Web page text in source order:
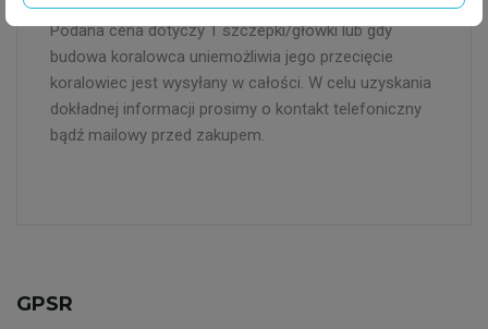
ogrzewaczem. W przypadku zakupienia koralowca
Podana cena dotyczy 1 szczepki/główki lub gdy
budowa koralowca uniemożliwia jego przecięcie
koralowiec jest wysyłany w całości. W celu uzyskania
dokładnej informacji prosimy o kontakt telefoniczny
bądź mailowy przed zakupem.
GPSR